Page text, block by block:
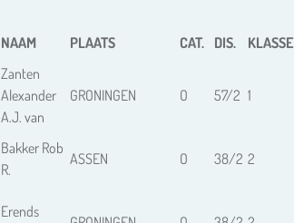
NAAM PLAATS CAT. DIS. KLASSE
Zanten
Alexander
A.J. van
GRONINGEN O 57/2 1
Bakker Rob
R.
ASSEN O 38/2 2
Erends